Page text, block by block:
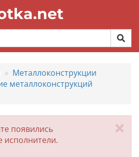
Металлоконструкции
металлоконструкций
появились
исполнители.